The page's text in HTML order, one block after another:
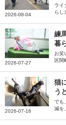
2026-08-04
て
ライ
らし
2026-07-27
練
暮
く
お笑
区関
た。
2026-07-16
猫
うどこ
ー
でも
減を